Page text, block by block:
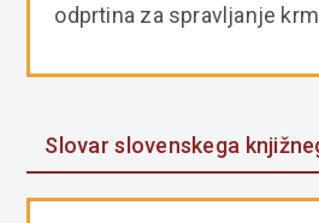
odprtina za spravljanje
Slovar slovenskega